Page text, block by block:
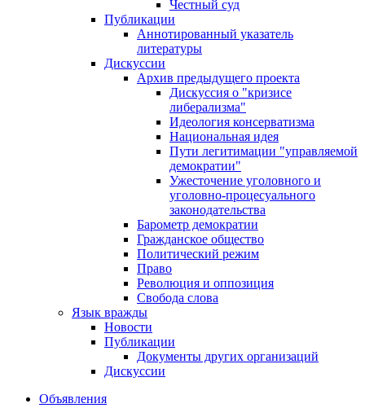
Честный суд
Публикации
Аннотированный указатель
литературы
Дискуссии
Архив предыдущего проекта
Дискуссия о "кризисе
либерализма"
Идеология консерватизма
Национальная идея
Пути легитимации "управляемой
демократии"
Ужесточение уголовного и
уголовно-процесуального
законодательства
Барометр демократии
Гражданское общество
Политический режим
Право
Революция и оппозиция
Свобода слова
Язык вражды
Новости
Публикации
Документы других организаций
Дискуссии
Объявления